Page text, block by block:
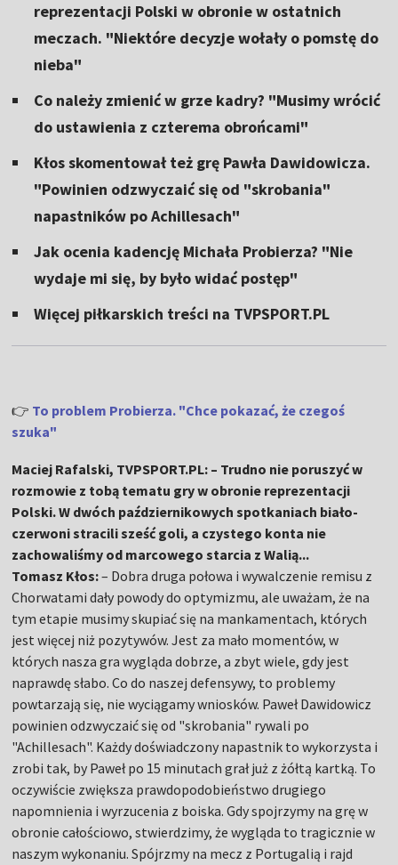
reprezentacji Polski w obronie w ostatnich
meczach. "Niektóre decyzje wołały o pomstę do
nieba"
Co należy zmienić w grze kadry? "Musimy wrócić
do ustawienia z czterema obrońcami"
Kłos skomentował też grę Pawła Dawidowicza.
"Powinien odzwyczaić się od "skrobania"
napastników po Achillesach"
Jak ocenia kadencję Michała Probierza? "Nie
wydaje mi się, by było widać postęp"
Więcej piłkarskich treści na TVPSPORT.PL
👉 To problem Probierza. "Chce pokazać, że czegoś
szuka"
Maciej Rafalski, TVPSPORT.PL: – Trudno nie poruszyć w
rozmowie z tobą tematu gry w obronie reprezentacji
Polski. W dwóch październikowych spotkaniach biało-
czerwoni stracili sześć goli, a czystego konta nie
zachowaliśmy od marcowego starcia z Walią...
Tomasz Kłos:– Dobra druga połowa i wywalczenie remisu z
Chorwatami dały powody do optymizmu, ale uważam, że na
tym etapie musimy skupiać się na mankamentach, których
jest więcej niż pozytywów. Jest za mało momentów, w
których nasza gra wygląda dobrze, a zbyt wiele, gdy jest
naprawdę słabo. Co do naszej defensywy, to problemy
powtarzają się, nie wyciągamy wniosków. Paweł Dawidowicz
powinien odzwyczaić się od "skrobania" rywali po
"Achillesach". Każdy doświadczony napastnik to wykorzysta i
zrobi tak, by Paweł po 15 minutach grał już z żółtą kartką. To
oczywiście zwiększa prawdopodobieństwo drugiego
napomnienia i wyrzucenia z boiska. Gdy spojrzymy na grę w
obronie całościowo, stwierdzimy, że wygląda to tragicznie w
naszym wykonaniu. Spójrzmy na mecz z Portugalią i rajd